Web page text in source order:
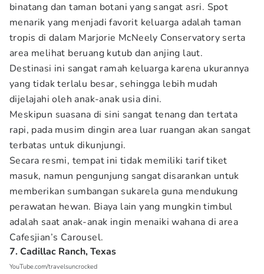
binatang dan taman botani yang sangat asri. Spot
menarik yang menjadi favorit keluarga adalah taman
tropis di dalam Marjorie McNeely Conservatory serta
area melihat beruang kutub dan anjing laut.
Destinasi ini sangat ramah keluarga karena ukurannya
yang tidak terlalu besar, sehingga lebih mudah
dijelajahi oleh anak-anak usia dini.
Meskipun suasana di sini sangat tenang dan tertata
rapi, pada musim dingin area luar ruangan akan sangat
terbatas untuk dikunjungi.
Secara resmi, tempat ini tidak memiliki tarif tiket
masuk, namun pengunjung sangat disarankan untuk
memberikan sumbangan sukarela guna mendukung
perawatan hewan. Biaya lain yang mungkin timbul
adalah saat anak-anak ingin menaiki wahana di area
Cafesjian’s Carousel.
7. Cadillac Ranch, Texas
YouTube.com/travelsuncrocked